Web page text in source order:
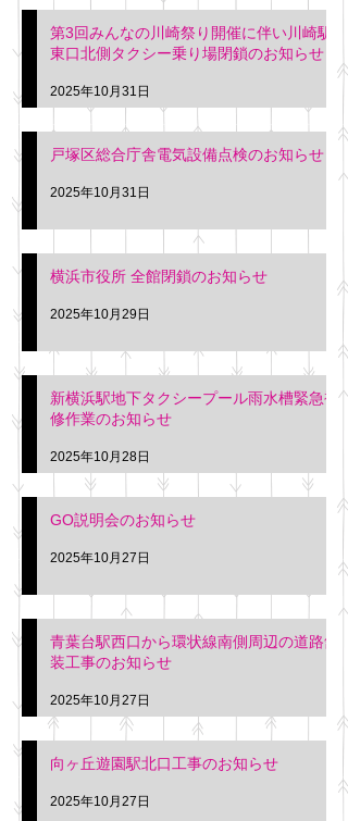
第3回みんなの川崎祭り開催に伴い川崎駅
東口北側タクシー乗り場閉鎖のお知らせ
2025年10月31日
戸塚区総合庁舎電気設備点検のお知らせ
2025年10月31日
横浜市役所 全館閉鎖のお知らせ
2025年10月29日
新横浜駅地下タクシープール雨水槽緊急補
修作業のお知らせ
2025年10月28日
GO説明会のお知らせ
2025年10月27日
青葉台駅西口から環状線南側周辺の道路舗
装工事のお知らせ
2025年10月27日
向ヶ丘遊園駅北口工事のお知らせ
2025年10月27日